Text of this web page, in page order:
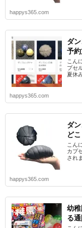
happys365.com
ダ
予
こん
プセ
夏休
happys365.com
ダ
ど
こん
カプ
され
happys365.com
幼
る